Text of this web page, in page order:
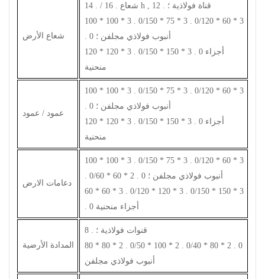
شعاع الأرض
14 . / 16 . شعاع h , 12 . قناة فولاذية ؛
100 * 100 * 3 . 0/150 * 75 * 3 . 0/120 * 60 * 3
. 0 أنبوب فولاذي مجلفن ؛
120 * 120 * 3 . 0/150 * 150 * 3 . 0 أجزاء
منحنية
عمود / عمود
100 * 100 * 3 . 0/150 * 75 * 3 . 0/120 * 60 * 3
. 0 أنبوب فولاذي مجلفن ؛
120 * 120 * 3 . 0/150 * 150 * 3 . 0 أجزاء
منحنية
دعامات الارض
100 * 100 * 3 . 0/150 * 75 * 3 . 0/120 * 60 * 3
. 0/60 * 60 * 2 . 0 أنبوب فولاذي مجلفن ؛
60 * 60 * 3 . 0/120 * 120 * 3 . 0/150 * 150 * 3
. 0 أجزاء منحنية
المدادة الأرضية
8 . قنوات فولاذية ؛
80 * 80 * 2 . 0/50 * 100 * 2 . 0/40 * 80 * 2 . 0
أنبوب فولاذي مجلفن